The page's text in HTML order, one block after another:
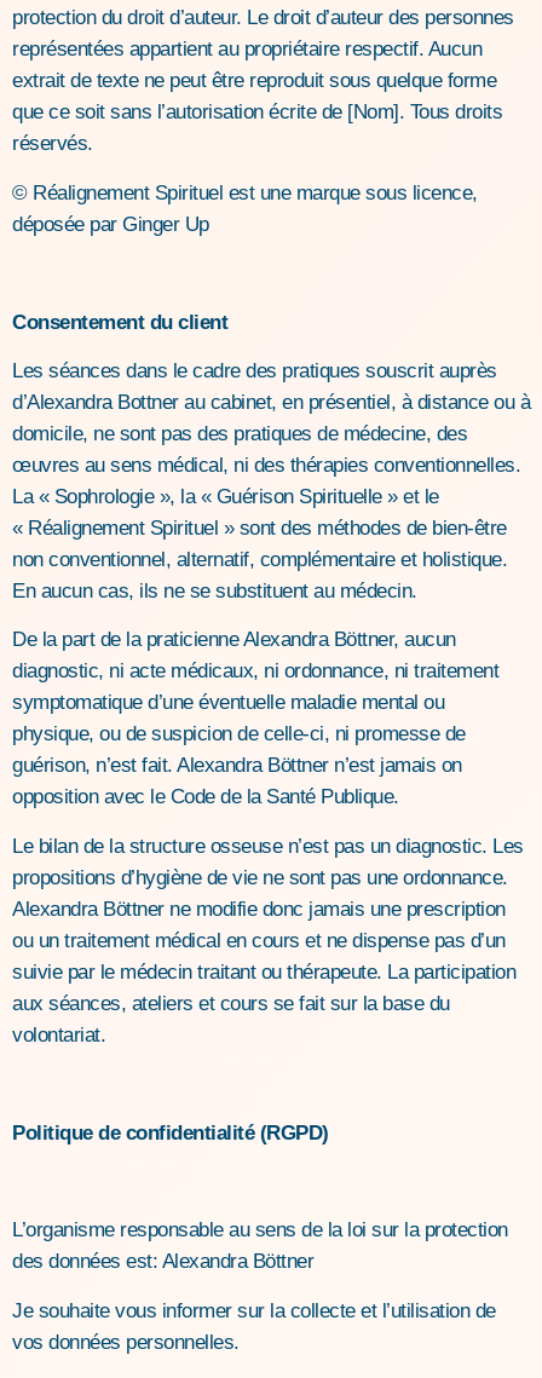
protection du droit d’auteur. Le droit d’auteur des personnes
représentées appartient au propriétaire respectif. Aucun
extrait de texte ne peut être reproduit sous quelque forme
que ce soit sans l’autorisation écrite de [Nom]. Tous droits
réservés.
© Réalignement Spirituel est une marque sous licence,
déposée par Ginger Up
Consentement du client
Les séances dans le cadre des pratiques souscrit auprès
d’Alexandra Bottner au cabinet, en présentiel, à distance ou à
domicile, ne sont pas des pratiques de médecine, des
œuvres au sens médical, ni des thérapies conventionnelles.
La « Sophrologie », la « Guérison Spirituelle » et le
« Réalignement Spirituel » sont des méthodes de bien-être
non conventionnel, alternatif, complémentaire et holistique.
En aucun cas, ils ne se substituent au médecin.
De la part de la praticienne Alexandra Böttner, aucun
diagnostic, ni acte médicaux, ni ordonnance, ni traitement
symptomatique d’une éventuelle maladie mental ou
physique, ou de suspicion de celle-ci, ni promesse de
guérison, n’est fait. Alexandra Böttner n’est jamais on
opposition avec le Code de la Santé Publique.
Le bilan de la structure osseuse n’est pas un diagnostic. Les
propositions d’hygiène de vie ne sont pas une ordonnance.
Alexandra Böttner ne modifie donc jamais une prescription
ou un traitement médical en cours et ne dispense pas d’un
suivie par le médecin traitant ou thérapeute. La participation
aux séances, ateliers et cours se fait sur la base du
volontariat.
Politique de confidentialité (RGPD)
L’organisme responsable au sens de la loi sur la protection
des données est: Alexandra Böttner
Je souhaite vous informer sur la collecte et l’utilisation de
vos données personnelles.